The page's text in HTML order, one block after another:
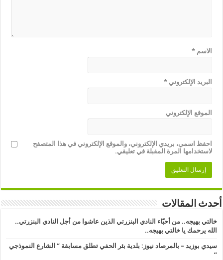
الاسم*
البريد الإلكتروني*
الموقع الإلكتروني
احفظ اسمي، بريدي الإلكتروني، والموقع الإلكتروني في هذا المتصفح
لاستخدامها المرة المقبلة في تعليقي.
أحدث المقالات
خالتي بهيجه.. من أحبّاء النادي البنزرتي الذين عاشوا من أجل النادي البنزرتي..
الله يرحمك يا خالتي بهيجه..
سيدي بوزيد – بالمرصاد نيوز: بلدية بئر الحفي تطلق مسابقة ” الشارع النموذجي
” ​